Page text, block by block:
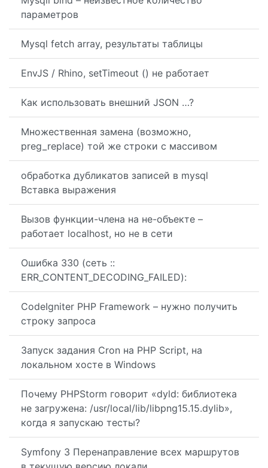
параметров
Mysql fetch array, результаты таблицы
EnvJS / Rhino, setTimeout () не работает
Как использовать внешний JSON …?
Множественная замена (возможно,
preg_replace) той же строки с массивом
обработка дубликатов записей в mysql
Вставка выражения
Вызов функции-члена на не-объекте –
работает localhost, но не в сети
Ошибка 330 (сеть ::
ERR_CONTENT_DECODING_FAILED):
CodeIgniter PHP Framework – нужно получить
строку запроса
Запуск задания Cron на PHP Script, на
локальном хосте в Windows
Почему PHPStorm говорит «dyld: библиотека
не загружена: /usr/local/lib/libpng15.15.dylib»,
когда я запускаю тесты?
Symfony 3 Перенаправление всех маршрутов